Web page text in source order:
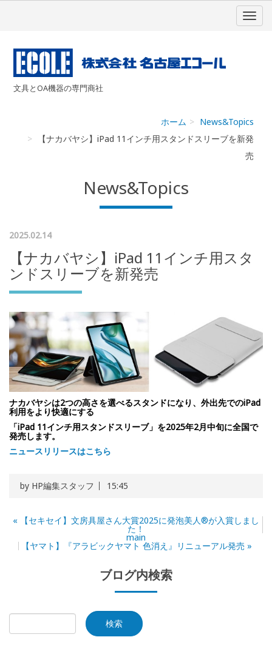
文具とOA機器の専門商社
ホーム
News&Topics
【ナカバヤシ】iPad 11インチ用スタンドスリーブを新発
売
News&Topics
2025.02.14
【ナカバヤシ】iPad 11インチ用スタ
ンドスリーブを新発売
ナカバヤシは2つの高さを選べるスタンドになり、外出先でのiPad
利用をより快適にする
「iPad 11インチ用スタンドスリーブ」を2025年2月中旬に全国で
発売します。
ニュースリリースはこちら
by HP編集スタッフ 15:45
« 【セキセイ】文房具屋さん大賞2025に発泡美人®︎が入賞しまし
た！
main
【ヤマト】『アラビックヤマト 色消え』リニューアル発売 »
ブログ内検索